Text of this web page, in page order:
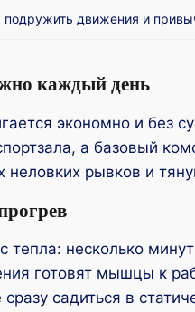
каждый день
экономно и без
а базовый
неловких рывков и
тепла: несколько
готовят мышцы к
садиться в